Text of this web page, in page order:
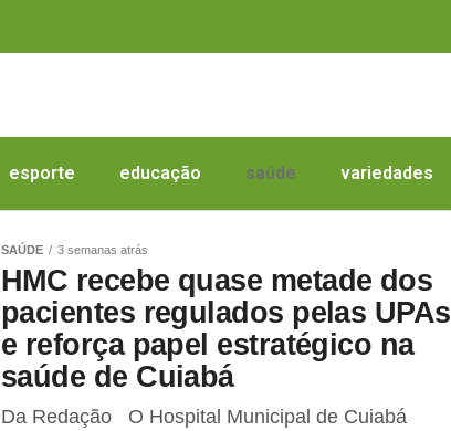
esporte educação saúde variedades
SAÚDE 3 semanas atrás
HMC recebe quase metade dos
pacientes regulados pelas UPAs
e reforça papel estratégico na
saúde de Cuiabá
Da Redação O Hospital Municipal de Cuiabá